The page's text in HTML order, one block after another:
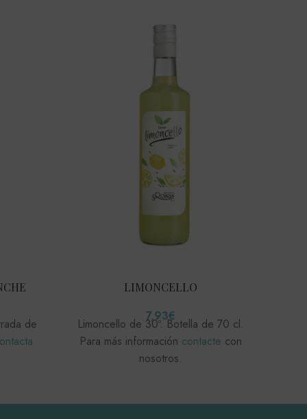
de
LIMONCELLO
7,93€
Limoncello de 30º. Botella de 70 cl.
Para más información contacte con
nosotros.